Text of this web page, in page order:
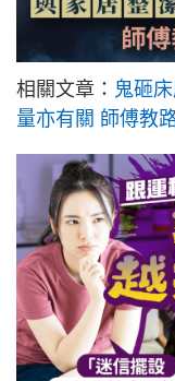
相關文章： 鬼砸
量亦有關 師傅教